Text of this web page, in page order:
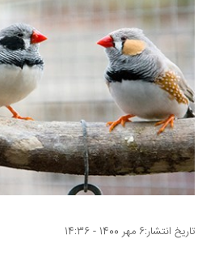
تاریخ انتشار:6 مهر 1400 - 14:36